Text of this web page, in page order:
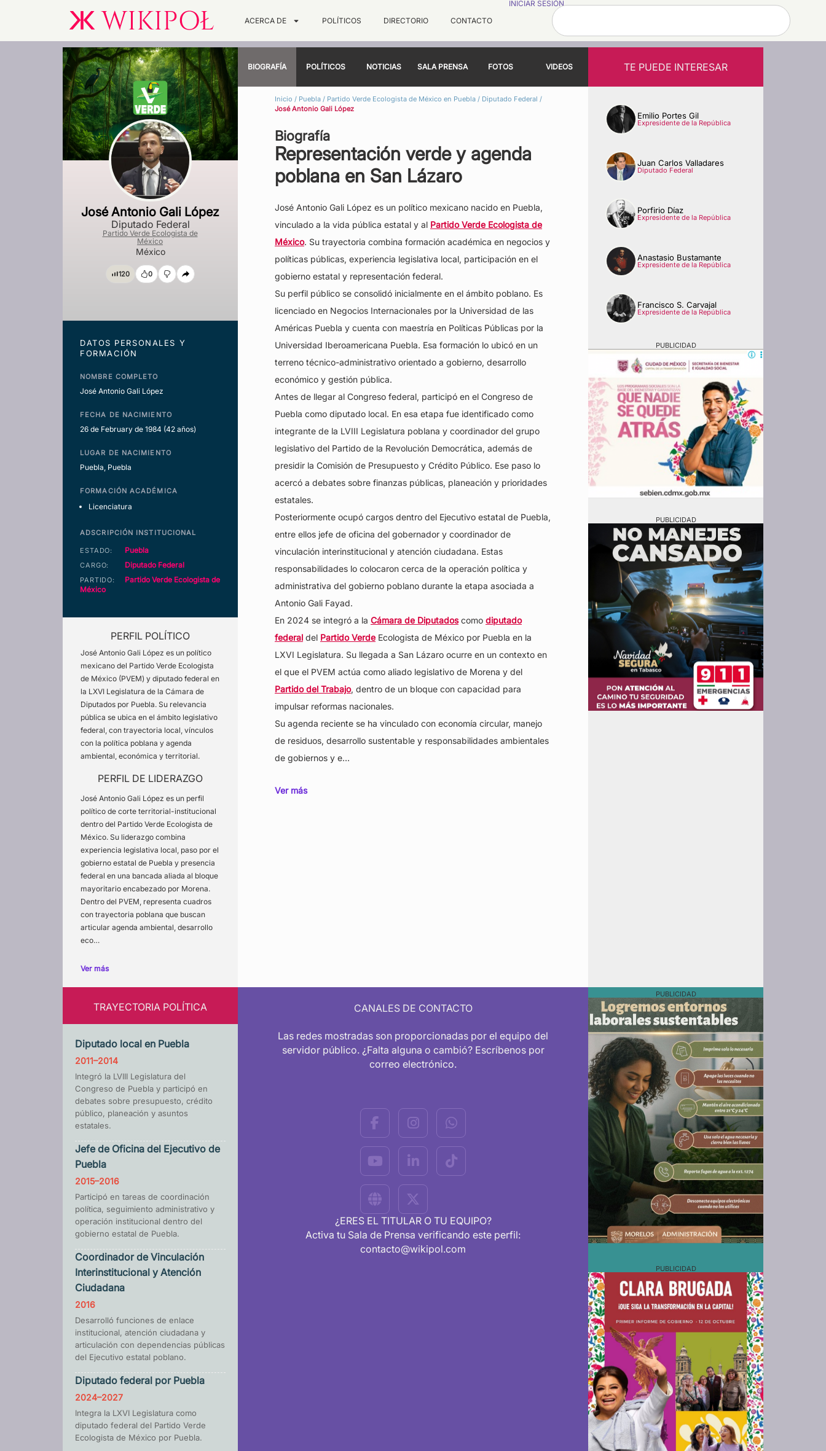
ACERCA DE POLÍTICOS DIRECTORIO CONTACTO
INICIAR SESIÓN
José Antonio Gali López
Diputado Federal
Partido Verde Ecologista de
México
México
120 0
DATOS PERSONALES Y
FORMACIÓN
NOMBRE COMPLETO
José Antonio Gali López
FECHA DE NACIMIENTO
26 de February de 1984 (42 años)
LUGAR DE NACIMIENTO
Puebla, Puebla
FORMACIÓN ACADÉMICA
Licenciatura
ADSCRIPCIÓN INSTITUCIONAL
ESTADO: Puebla
CARGO: Diputado Federal
PARTIDO:
Partido Verde Ecologista de
México
PERFIL POLÍTICO
José Antonio Gali López es un político
mexicano del Partido Verde Ecologista
de México (PVEM) y diputado federal en
la LXVI Legislatura de la Cámara de
Diputados por Puebla. Su relevancia
pública se ubica en el ámbito legislativo
federal, con trayectoria local, vínculos
con la política poblana y agenda
ambiental, económica y territorial.
PERFIL DE LIDERAZGO
José Antonio Gali López es un perfil
político de corte territorial-institucional
dentro del Partido Verde Ecologista de
México. Su liderazgo combina
experiencia legislativa local, paso por el
gobierno estatal de Puebla y presencia
federal en una bancada aliada al bloque
mayoritario encabezado por Morena.
Dentro del PVEM, representa cuadros
con trayectoria poblana que buscan
articular agenda ambiental, desarrollo
eco…
Ver más
BIOGRAFÍA POLÍTICOS NOTICIAS SALA PRENSA FOTOS VIDEOS
Inicio / Puebla / Partido Verde Ecologista de México en Puebla / Diputado Federal /
José Antonio Gali López
Biografía
Representación verde y agenda
poblana en San Lázaro
José Antonio Gali López es un político mexicano nacido en Puebla,
vinculado a la vida pública estatal y al Partido Verde Ecologista de
México. Su trayectoria combina formación académica en negocios y
políticas públicas, experiencia legislativa local, participación en el
gobierno estatal y representación federal.
Su perfil público se consolidó inicialmente en el ámbito poblano. Es
licenciado en Negocios Internacionales por la Universidad de las
Américas Puebla y cuenta con maestría en Políticas Públicas por la
Universidad Iberoamericana Puebla. Esa formación lo ubicó en un
terreno técnico-administrativo orientado a gobierno, desarrollo
económico y gestión pública.
Antes de llegar al Congreso federal, participó en el Congreso de
Puebla como diputado local. En esa etapa fue identificado como
integrante de la LVIII Legislatura poblana y coordinador del grupo
legislativo del Partido de la Revolución Democrática, además de
presidir la Comisión de Presupuesto y Crédito Público. Ese paso lo
acercó a debates sobre finanzas públicas, planeación y prioridades
estatales.
Posteriormente ocupó cargos dentro del Ejecutivo estatal de Puebla,
entre ellos jefe de oficina del gobernador y coordinador de
vinculación interinstitucional y atención ciudadana. Estas
responsabilidades lo colocaron cerca de la operación política y
administrativa del gobierno poblano durante la etapa asociada a
Antonio Gali Fayad.
En 2024 se integró a la Cámara de Diputadoscomo diputado
federal del Partido Verde Ecologista de México por Puebla en la
LXVI Legislatura. Su llegada a San Lázaro ocurre en un contexto en
el que el PVEM actúa como aliado legislativo de Morena y del
Partido del Trabajo, dentro de un bloque con capacidad para
impulsar reformas nacionales.
Su agenda reciente se ha vinculado con economía circular, manejo
de residuos, desarrollo sustentable y responsabilidades ambientales
de gobiernos y e…
Ver más
TE PUEDE INTERESAR
Emilio Portes Gil
Expresidente de la República
Juan Carlos Valladares
Diputado Federal
Porfirio Díaz
Expresidente de la República
Anastasio Bustamante
Expresidente de la República
Francisco S. Carvajal
Expresidente de la República
PUBLICIDAD
PUBLICIDAD
TRAYECTORIA POLÍTICA
Diputado local en Puebla
2011–2014
Integró la LVIII Legislatura del
Congreso de Puebla y participó en
debates sobre presupuesto, crédito
público, planeación y asuntos
estatales.
Jefe de Oficina del Ejecutivo de
Puebla
2015–2016
Participó en tareas de coordinación
política, seguimiento administrativo y
operación institucional dentro del
gobierno estatal de Puebla.
Coordinador de Vinculación
Interinstitucional y Atención
Ciudadana
2016
Desarrolló funciones de enlace
institucional, atención ciudadana y
articulación con dependencias públicas
del Ejecutivo estatal poblano.
Diputado federal por Puebla
2024–2027
Integra la LXVI Legislatura como
diputado federal del Partido Verde
Ecologista de México por Puebla.
CANALES DE CONTACTO
Las redes mostradas son proporcionadas por el equipo del
servidor público. ¿Falta alguna o cambió? Escríbenos por
correo electrónico.
¿ERES EL TITULAR O TU EQUIPO?
Activa tu Sala de Prensa verificando este perfil:
contacto@wikipol.com
PUBLICIDAD
PUBLICIDAD